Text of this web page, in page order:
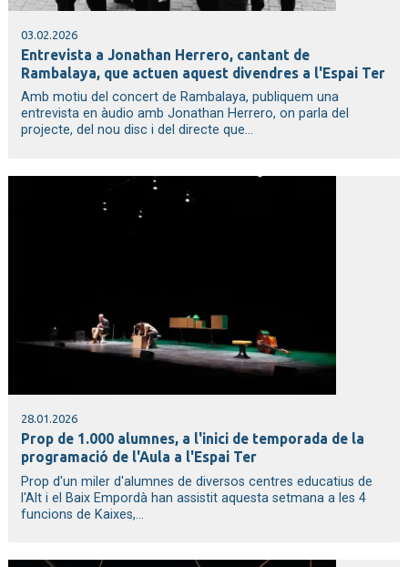
03.02.2026
Entrevista a Jonathan Herrero, cantant de
Rambalaya, que actuen aquest divendres a l'Espai Ter
Amb motiu del concert de Rambalaya, publiquem una
entrevista en àudio amb Jonathan Herrero, on parla del
projecte, del nou disc i del directe que...
28.01.2026
Prop de 1.000 alumnes, a l'inici de temporada de la
programació de l'Aula a l'Espai Ter
Prop d'un miler d'alumnes de diversos centres educatius de
l'Alt i el Baix Empordà han assistit aquesta setmana a les 4
funcions de Kaixes,...